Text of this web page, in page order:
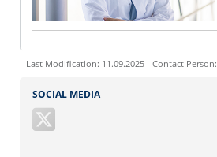
Last Modification: 11.09.2025 - Contact Person:
Ihre E-Mailadresse:
SOCIAL MEDIA